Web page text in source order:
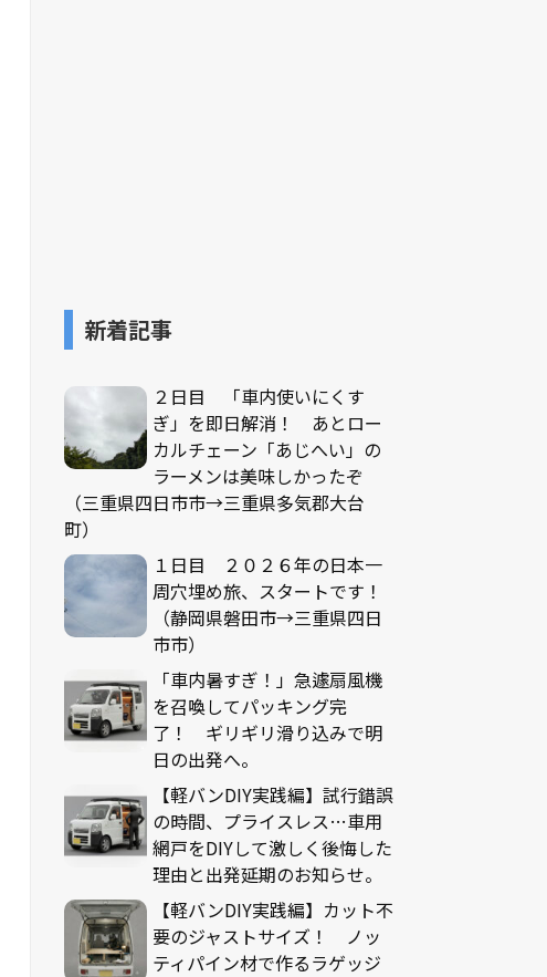
新着記事
２日目 「車内使いにくす
ぎ」を即日解消！ あとロー
カルチェーン「あじへい」の
ラーメンは美味しかったぞ
（三重県四日市市→三重県多気郡大台
町）
１日目 ２０２６年の日本一
周穴埋め旅、スタートです！
（静岡県磐田市→三重県四日
市市）
「車内暑すぎ！」急遽扇風機
を召喚してパッキング完
了！ ギリギリ滑り込みで明
日の出発へ。
【軽バンDIY実践編】試行錯誤
の時間、プライスレス…車用
網戸をDIYして激しく後悔した
理由と出発延期のお知らせ。
【軽バンDIY実践編】カット不
要のジャストサイズ！ ノッ
ティパイン材で作るラゲッジ